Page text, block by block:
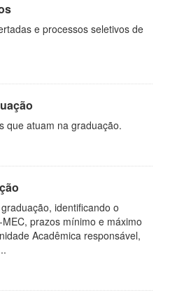
e processos seletivos de
que atuam na graduação.
identificando o
prazos mínimo e máximo
Acadêmica responsável,